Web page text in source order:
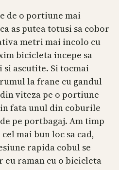
de o portiune mai
as putea totusi sa cobor
metri mai incolo cu
bicicleta incepe sa
ascutite. Si tocmai
la frane cu gandul
viteza pe o portiune
fata unul din coburile
pe portbagaj. Am timp
cel mai bun loc sa cad,
rapida cobul se
eu raman cu o bicicleta